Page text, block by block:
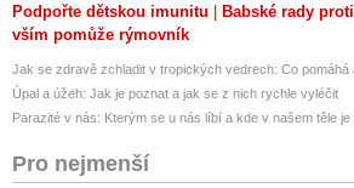
Podpořte dětskou imunitu Babské rady
vším pomůže rýmovník
Jak se zdravě zchladit v tropických vedrech: Co pomáhá
Úpal a úžeh: Jak je poznat a jak se z nich rychle vyléčit
Parazité v nás: Kterým se u nás líbí a kde v našem těle je
Pro nejmenší